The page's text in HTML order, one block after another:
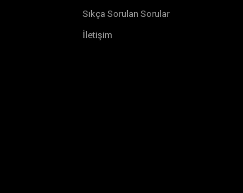
Sıkça Sorulan Sorular
İletişim